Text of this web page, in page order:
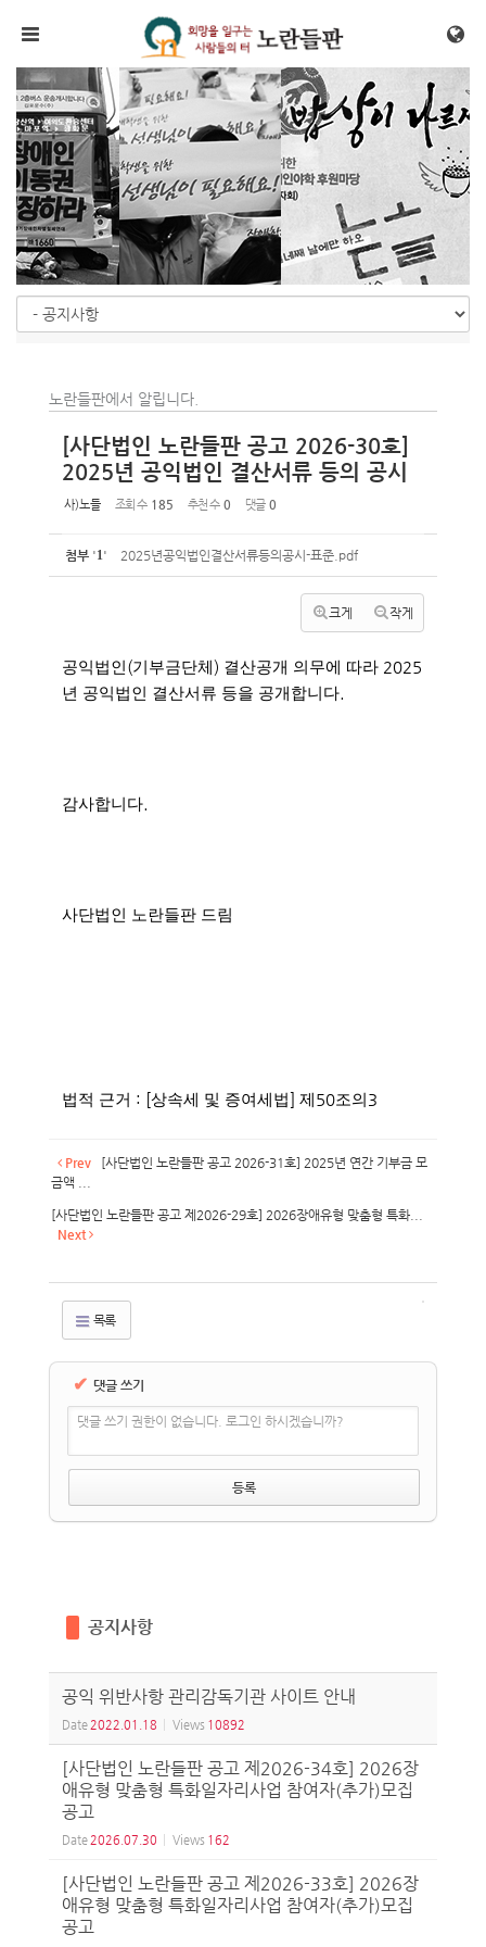
노란들판에서 알립니다.
[사단법인 노란들판 공고 2026-30호]
2025년 공익법인 결산서류 등의 공시
사)노들 조회 수 185 추천 수 0 댓글 0
첨부 '1' 2025년공익법인결산서류등의공시-표준.pdf
크게 작게
공익법인 (기부금단체 ) 결산공개 의무에 따라 2025
년 공익법인 결산서류 등을 공개합니다
감사합니다
사단법인 노란들판 드림
법적 근거 : [상속세 및 증여세법] 제 50조의 3
Prev
[사단법인 노란들판 공고 2026-31호] 2025년 연간 기부금 모
금액 ...
[사단법인 노란들판 공고 제2026-29호] 2026장애유형 맞춤형 특화...
Next
목록
✔ 댓글 쓰기
댓글 쓰기 권한이 없습니다. 로그인 하시겠습니까?
공지사항
공익 위반사항 관리감독기관 사이트 안내
Date 2022.01.18 Views 10892
[사단법인 노란들판 공고 제2026-34호] 2026장
애유형 맞춤형 특화일자리사업 참여자(추가)모집
공고
Date 2026.07.30 Views 162
[사단법인 노란들판 공고 제2026-33호] 2026장
애유형 맞춤형 특화일자리사업 참여자(추가)모집
공고